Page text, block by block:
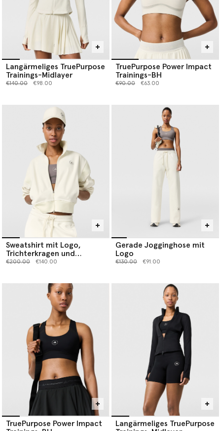
Langärmeliges TruePurpose
Trainings-Midlayer
Preis reduziert von
€140.00bis€98.00
TruePurpose Power Impact
Trainings-BH
Preis reduziert von
€90.00bis€63.00
Sweatshirt mit Logo,
Trichterkragen und
durchgehendem
Preis reduziert von
€200.00bis€140.00
Gerade Jogginghose mit
Logo
Preis reduziert von
€130.00bis€91.00
TruePurpose Power Impact
Langärmeliges TruePurpose